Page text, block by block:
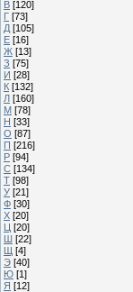
В [120]
Г [73]
Д [105]
Е [16]
Ж [13]
З [75]
И [28]
К [132]
Л [160]
М [78]
Н [33]
О [87]
П [216]
Р [94]
С [134]
Т [98]
У [21]
Ф [30]
Х [20]
Ц [20]
Ш [22]
Щ [4]
Э [40]
Ю [1]
Я [12]